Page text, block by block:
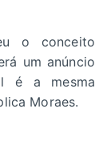
o conceito
um anúncio
é a mesma
Moraes.